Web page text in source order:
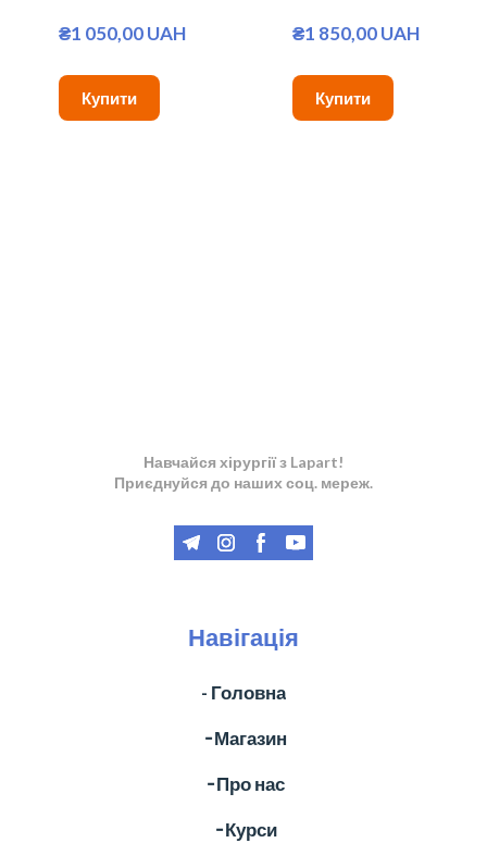
₴1 050,00 UAH
Купити
₴1 850,00 UAH
Купити
Навчайся хірургії з Lapart!
Приєднуйся до наших соц. мереж.
Навігація
- Головна
╶ Магазин
╶ Про нас
╶ Курси